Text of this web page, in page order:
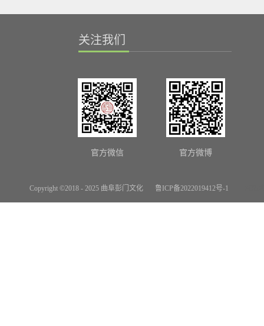
Copyright ©2018 - 2025 曲阜彭门文化 鲁ICP备2022019412号-1
关注我们
官方微信 官方微博